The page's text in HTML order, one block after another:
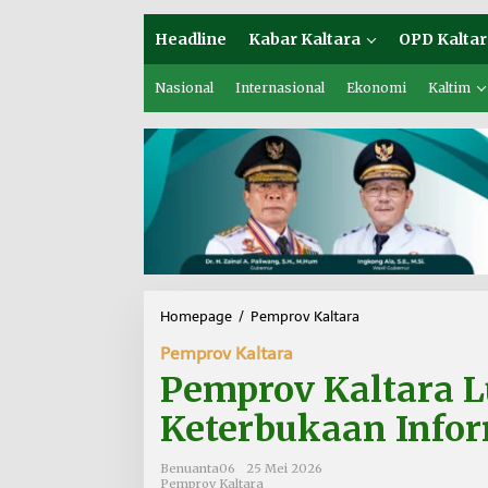
Headline Kabar Kaltara OPD
Nasional Internasional Ekonomi Kaltim
Homepage / Pemprov Kaltara
r
Pemprov Kaltara
Pemprov Kaltara
Keterbukaan
Benuanta06
25 Mei 2026
Pemprov Kaltara